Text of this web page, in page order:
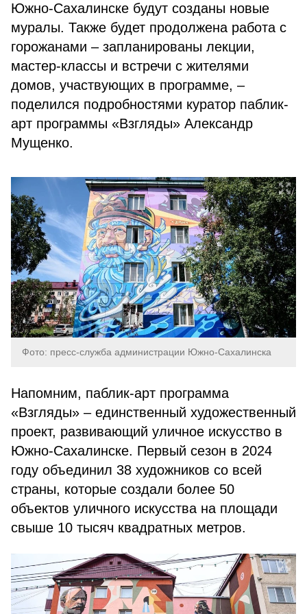
Южно-Сахалинске будут созданы новые
муралы. Также будет продолжена работа с
горожанами – запланированы лекции,
мастер-классы и встречи с жителями
домов, участвующих в программе, –
поделился подробностями куратор паблик-
арт программы «Взгляды» Александр
Мущенко.
Фото: пресс-служба администрации Южно-Сахалинска
Напомним, паблик-арт программа
«Взгляды» – единственный художественный
проект, развивающий уличное искусство в
Южно-Сахалинске. Первый сезон в 2024
году объединил 38 художников со всей
страны, которые создали более 50
объектов уличного искусства на площади
свыше 10 тысяч квадратных метров.